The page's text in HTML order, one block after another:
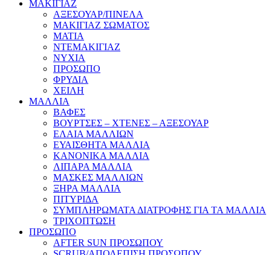
ΜΑΚΙΓΙΑΖ
ΑΞΕΣΟΥΑΡ/ΠΙΝΕΛΑ
ΜΑΚΙΓΙΑΖ ΣΩΜΑΤΟΣ
ΜΑΤΙΑ
ΝΤΕΜΑΚΙΓΙΑΖ
ΝΥΧΙΑ
ΠΡΟΣΩΠΟ
ΦΡΥΔΙΑ
ΧΕΙΛΗ
ΜΑΛΛΙΑ
ΒΑΦΕΣ
ΒΟΥΡΤΣΕΣ – ΧΤΕΝΕΣ – ΑΞΕΣΟΥΑΡ
ΕΛΑΙΑ ΜΑΛΛΙΩΝ
ΕΥΑΙΣΘΗΤΑ ΜΑΛΛΙΑ
ΚΑΝΟΝΙΚΑ ΜΑΛΛΙΑ
ΛΙΠΑΡΑ ΜΑΛΛΙΑ
ΜΑΣΚΕΣ ΜΑΛΛΙΩΝ
ΞΗΡΑ ΜΑΛΛΙΑ
ΠΙΤΥΡΙΔΑ
ΣΥΜΠΛΗΡΩΜΑΤΑ ΔΙΑΤΡΟΦΗΣ ΓΙΑ ΤΑ ΜΑΛΛΙΑ
ΤΡΙΧΟΠΤΩΣΗ
ΠΡΟΣΩΠΟ
AFTER SUN ΠΡΟΣΩΠΟΥ